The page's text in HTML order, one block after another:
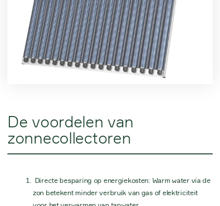
De voordelen van
zonnecollectoren
Directe besparing op energiekosten: Warm water via de
zon betekent minder verbruik van gas of elektriciteit